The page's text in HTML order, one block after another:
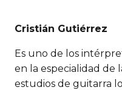
Cristián Gutiérrez
Es uno de los
en la especialidad de
estudios de guitarra